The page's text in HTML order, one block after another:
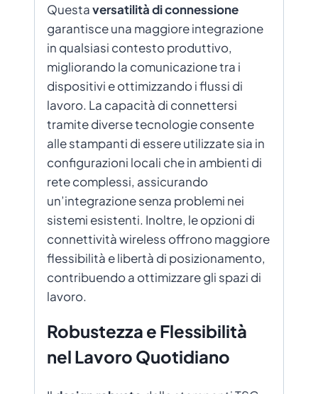
Questaversatilità di connessione
garantisce una maggiore integrazione
in qualsiasi contesto produttivo,
migliorando la comunicazione tra i
dispositivi e ottimizzando i flussi di
lavoro. La capacità di connettersi
tramite diverse tecnologie consente
alle stampanti di essere utilizzate sia in
configurazioni locali che in ambienti di
rete complessi, assicurando
un’integrazione senza problemi nei
sistemi esistenti. Inoltre, le opzioni di
connettività wireless offrono maggiore
flessibilità e libertà di posizionamento,
contribuendo a ottimizzare gli spazi di
lavoro.
Robustezza e Flessibilità
nel Lavoro Quotidiano